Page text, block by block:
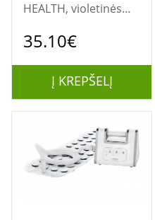
HEALTH, violetinės
35.10€
Į KREPŠELĮ